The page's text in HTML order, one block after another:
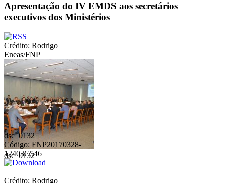
Apresentação do IV EMDS aos secretários
executivos dos Ministérios
Crédito: Rodrigo
Eneas/FNP
dsc_0132
dsc_0132
Código: FNP20170328-
12403C546
Crédito: Rodrigo